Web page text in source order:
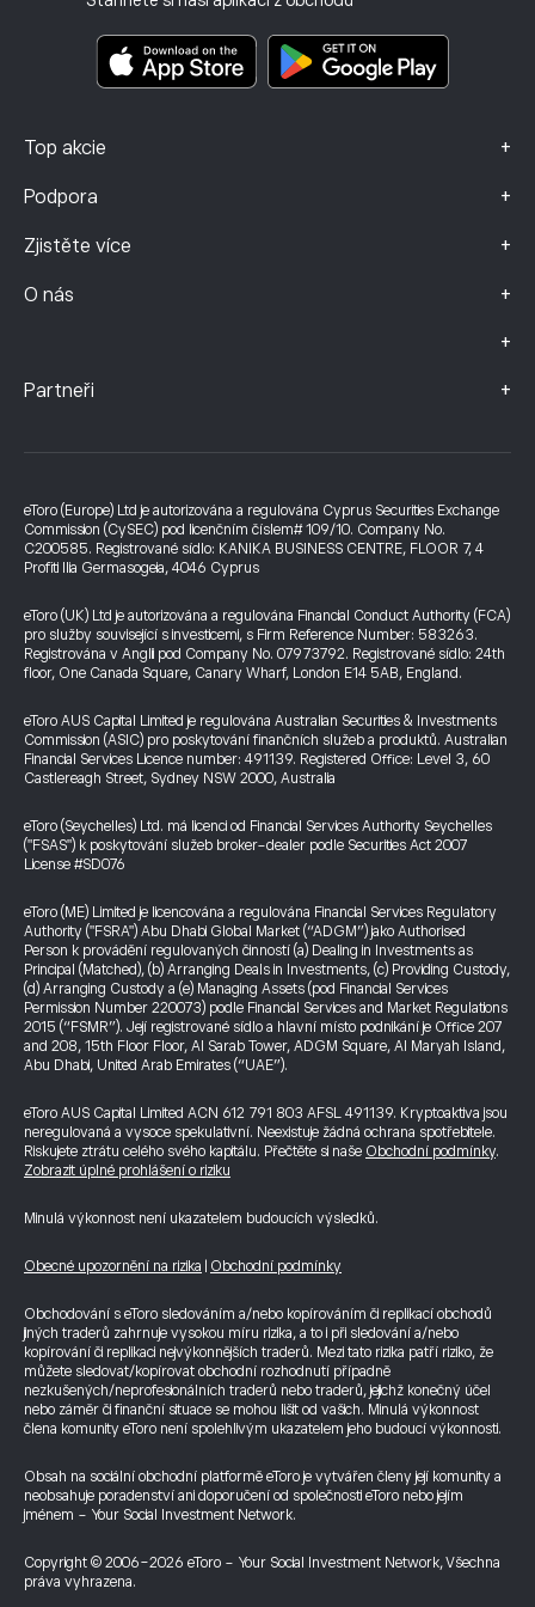
Top akcie +
Podpora +
Zjistěte více +
O nás +
+
Dokumenty s klíčovými informacemi
Údaje o stížnostech (klienti FCA)
Partneři +
eToro (Europe) Ltd je autorizována a regulována Cyprus Securities Exchange
Commission (CySEC) pod licenčním číslem# 109/10. Company No.
C200585. Registrované sídlo: KANIKA BUSINESS CENTRE, FLOOR 7, 4
Profiti Ilia Germasogeia, 4046 Cyprus
eToro (UK) Ltd je autorizována a regulována Financial Conduct Authority (FCA)
pro služby související s investicemi, s Firm Reference Number: 583263.
Registrována v Anglii pod Company No. 07973792. Registrované sídlo: 24th
floor, One Canada Square, Canary Wharf, London E14 5AB, England.
eToro AUS Capital Limited je regulována Australian Securities & Investments
Commission (ASIC) pro poskytování finančních služeb a produktů. Australian
Financial Services Licence number: 491139. Registered Office: Level 3, 60
Castlereagh Street, Sydney NSW 2000, Australia
eToro (Seychelles) Ltd. má licenci od Financial Services Authority Seychelles
("FSAS") k poskytování služeb broker-dealer podle Securities Act 2007
License #SD076
eToro (ME) Limited je licencována a regulována Financial Services Regulatory
Authority ("FSRA") Abu Dhabi Global Market (“ADGM”) jako Authorised
Person k provádění regulovaných činností (a) Dealing in Investments as
Principal (Matched), (b) Arranging Deals in Investments, (c) Providing Custody,
(d) Arranging Custody a (e) Managing Assets (pod Financial Services
Permission Number 220073) podle Financial Services and Market Regulations
2015 (“FSMR”). Její registrované sídlo a hlavní místo podnikání je Office 207
and 208, 15th Floor Floor, Al Sarab Tower, ADGM Square, Al Maryah Island,
Abu Dhabi, United Arab Emirates (“UAE”).
eToro AUS Capital Limited ACN 612 791 803 AFSL 491139. Kryptoaktiva jsou
neregulovaná a vysoce spekulativní. Neexistuje žádná ochrana spotřebitele.
Riskujete ztrátu celého svého kapitálu. Přečtěte si naše Obchodní podmínky.
Zobrazit úplné prohlášení o riziku
Minulá výkonnost není ukazatelem budoucích výsledků.
Obecné upozornění na rizika Obchodní podmínky
Obchodování s eToro sledováním a/nebo kopírováním či replikací obchodů
jiných traderů zahrnuje vysokou míru rizika, a to i při sledování a/nebo
kopírování či replikaci nejvýkonnějších traderů. Mezi tato rizika patří riziko, že
můžete sledovat/kopírovat obchodní rozhodnutí případně
nezkušených/neprofesionálních traderů nebo traderů, jejichž konečný účel
nebo záměr či finanční situace se mohou lišit od vašich. Minulá výkonnost
člena komunity eToro není spolehlivým ukazatelem jeho budoucí výkonnosti.
Obsah na sociální obchodní platformě eToro je vytvářen členy její komunity a
neobsahuje poradenství ani doporučení od společnosti eToro nebo jejím
jménem - Your Social Investment Network.
Copyright © 2006-2026 eToro - Your Social Investment Network, Všechna
práva vyhrazena.